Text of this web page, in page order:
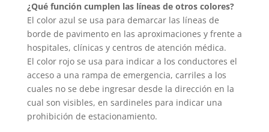
¿Qué función cumplen las líneas de otros colores?
El color azul se usa para demarcar las líneas de
borde de pavimento en las aproximaciones y frente a
hospitales, clínicas y centros de atención médica.
El color rojo se usa para indicar a los conductores el
acceso a una rampa de emergencia, carriles a los
cuales no se debe ingresar desde la dirección en la
cual son visibles, en sardineles para indicar una
prohibición de estacionamiento.